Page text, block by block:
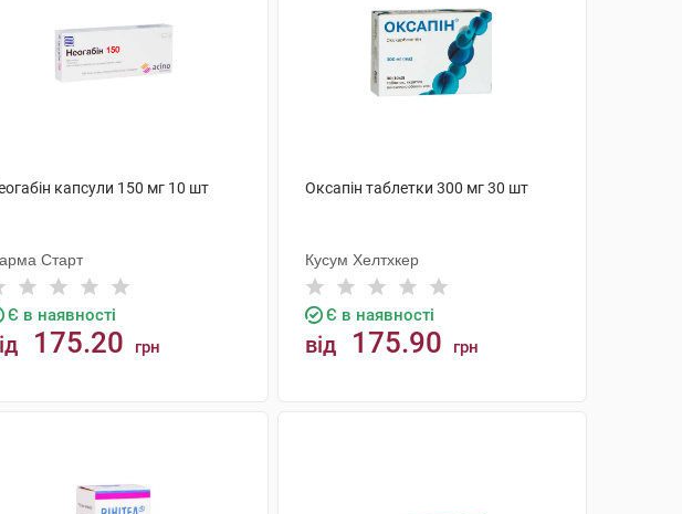
капсули 150 мг 10 шт
Старт
Є в наявності
175.20 грн
Оксапін таблетки 300 мг 30 шт
Кусум Хелтхкер
Є в наявності
від 175.90 грн